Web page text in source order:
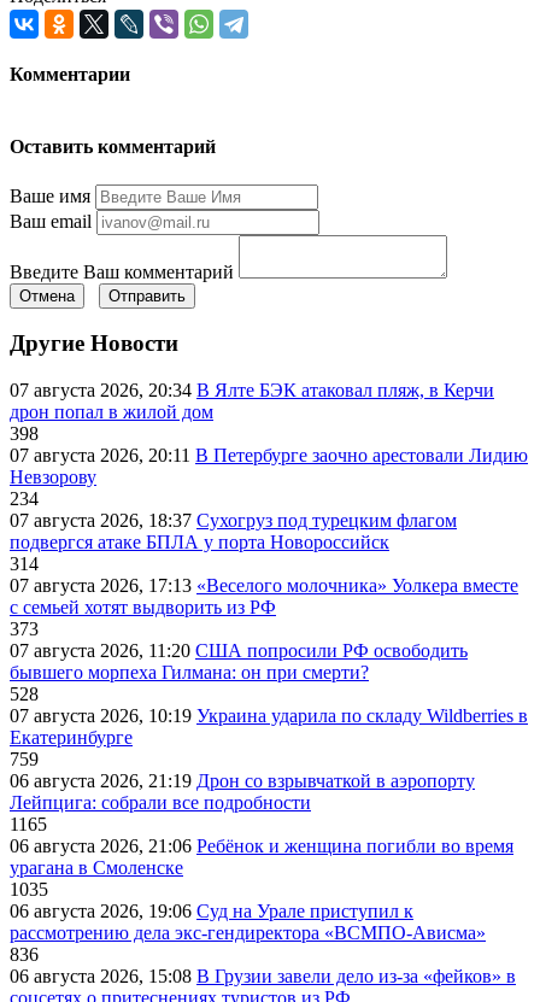
Комментарии
Оставить комментарий
Ваше имя
Ваш email
Введите Ваш комментарий
Отмена Отправить
Другие Новости
07 августа 2026, 20:34 В Ялте БЭК атаковал пляж, в Керчи
дрон попал в жилой дом
398
07 августа 2026, 20:11 В Петербурге заочно арестовали Лидию
Невзорову
234
07 августа 2026, 18:37 Сухогруз под турецким флагом
подвергся атаке БПЛА у порта Новороссийск
314
07 августа 2026, 17:13 «Веселого молочника» Уолкера вместе
с семьей хотят выдворить из РФ
373
07 августа 2026, 11:20 США попросили РФ освободить
бывшего морпеха Гилмана: он при смерти?
528
07 августа 2026, 10:19 Украина ударила по складу Wildberries в
Екатеринбурге
759
06 августа 2026, 21:19 Дрон со взрывчаткой в аэропорту
Лейпцига: собрали все подробности
1165
06 августа 2026, 21:06 Ребёнок и женщина погибли во время
урагана в Смоленске
1035
06 августа 2026, 19:06 Суд на Урале приступил к
рассмотрению дела экс-гендиректора «ВСМПО-Ависма»
836
06 августа 2026, 15:08 В Грузии завели дело из-за «фейков» в
соцсетях о притеснениях туристов из РФ